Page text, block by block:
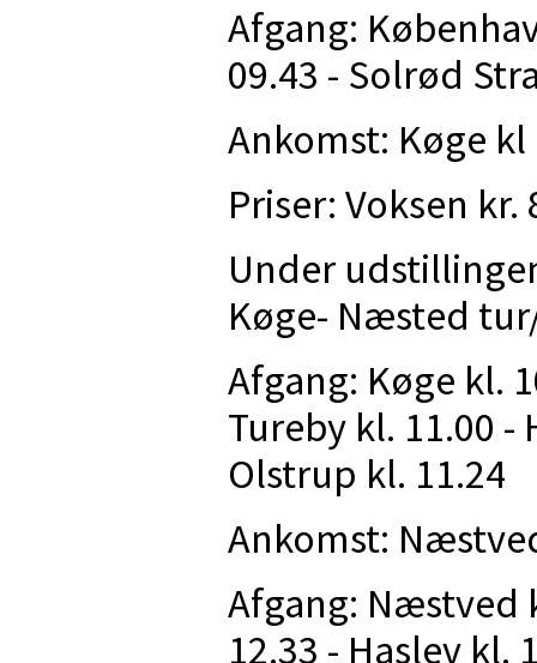
Afgang:
09.43 - Solrød
Ankomst: Køge kl
Priser: Voksen kr.
Under
Køge- Næsted
Afgang: Køge kl.
Tureby kl. 11.00 -
Olstrup kl. 11.24
Ankomst:
Afgang: Næstved
12.33 - Haslev kl.